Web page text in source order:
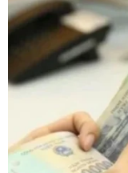
Lở đất tại
người thiệt mạng
06/08/2026 15:06
Trung Quốc thử